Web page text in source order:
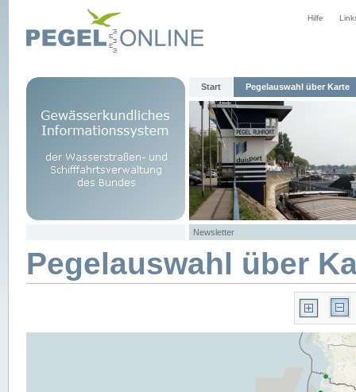
Hilfe
Start Pegelauswahl über Karte
Newsletter
Pegelauswahl über